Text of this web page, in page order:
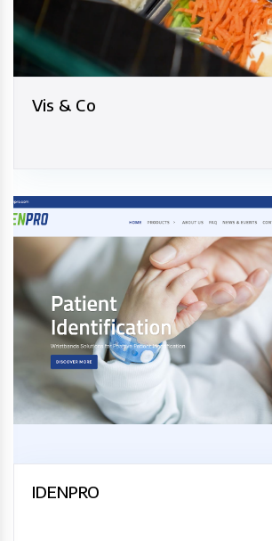
Vis & Co
IDENPRO